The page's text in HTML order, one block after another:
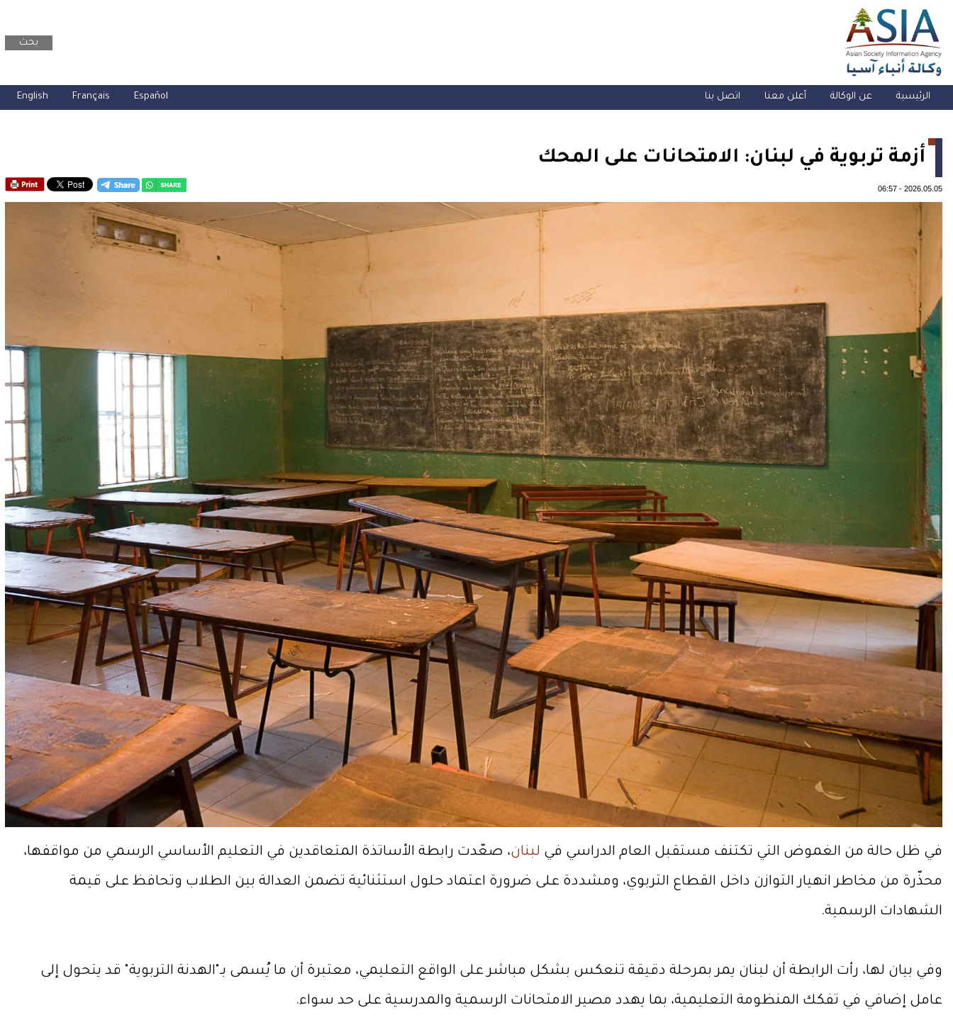
بحث
الرئيسية عن الوكالة أعلن معنا اتصل بنا English Français Español
أزمة تربوية في لبنان: الامتحانات على المحك
2026.05.05
-
06:57
في ظل حالة من الغموض التي تكتنف مستقبل العام الدراسي في لبنان، صعّدت رابطة الأساتذة المتعاقدين في التعليم الأساسي الرسمي من مواقفها،
محذّرة من مخاطر انهيار التوازن داخل القطاع التربوي، ومشددة على ضرورة اعتماد حلول استثنائية تضمن العدالة بين الطلاب وتحافظ على قيمة
الشهادات الرسمية.
وفي بيان لها، رأت الرابطة أن لبنان يمر بمرحلة دقيقة تنعكس بشكل مباشر على الواقع التعليمي، معتبرة أن ما يُسمى بـ"الهدنة التربوية" قد يتحول إلى
عامل إضافي في تفكك المنظومة التعليمية، بما يهدد مصير الامتحانات الرسمية والمدرسية على حد سواء.